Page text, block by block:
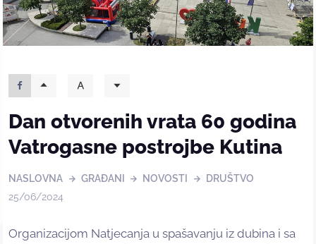
Dan otvorenih vrata 60 godina
Vatrogasne postrojbe Kutina
NASLOVNA GRAĐANI NOVOSTI
DRUŠTVO
25/06/2024
Organizacijom Natjecanja u spašavanju iz dubina i sa